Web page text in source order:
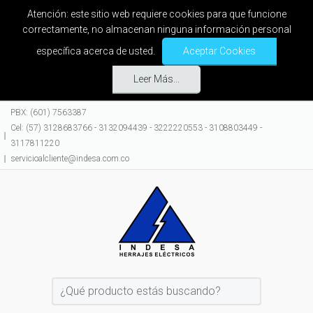
Atención: este sitio web requiere cookies para que funcione
correctamente, no almacenan ninguna información personal
específica acerca de usted.
Aceptar Cookies
Leer Más...
PBX: (601) 7563387
Cel: (57) 3128683766 - 3132094439 - 3222220553 - 3108803449 -
3117811220
servicioalcliente@indesa.com.co